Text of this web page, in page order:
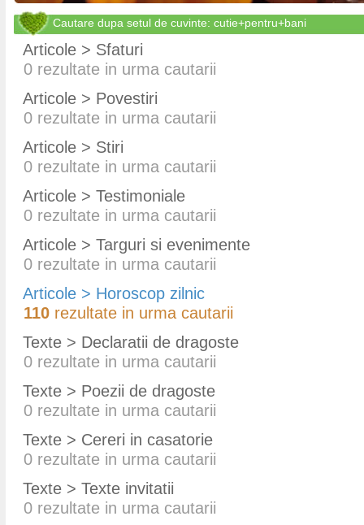
Cautare dupa setul de cuvinte: cutie+pentru+bani
Articole > Sfaturi
0 rezultate in urma cautarii
Articole > Povestiri
0 rezultate in urma cautarii
Articole > Stiri
0 rezultate in urma cautarii
Articole > Testimoniale
0 rezultate in urma cautarii
Articole > Targuri si evenimente
0 rezultate in urma cautarii
Articole > Horoscop zilnic
110 rezultate in urma cautarii
Texte > Declaratii de dragoste
0 rezultate in urma cautarii
Texte > Poezii de dragoste
0 rezultate in urma cautarii
Texte > Cereri in casatorie
0 rezultate in urma cautarii
Texte > Texte invitatii
0 rezultate in urma cautarii